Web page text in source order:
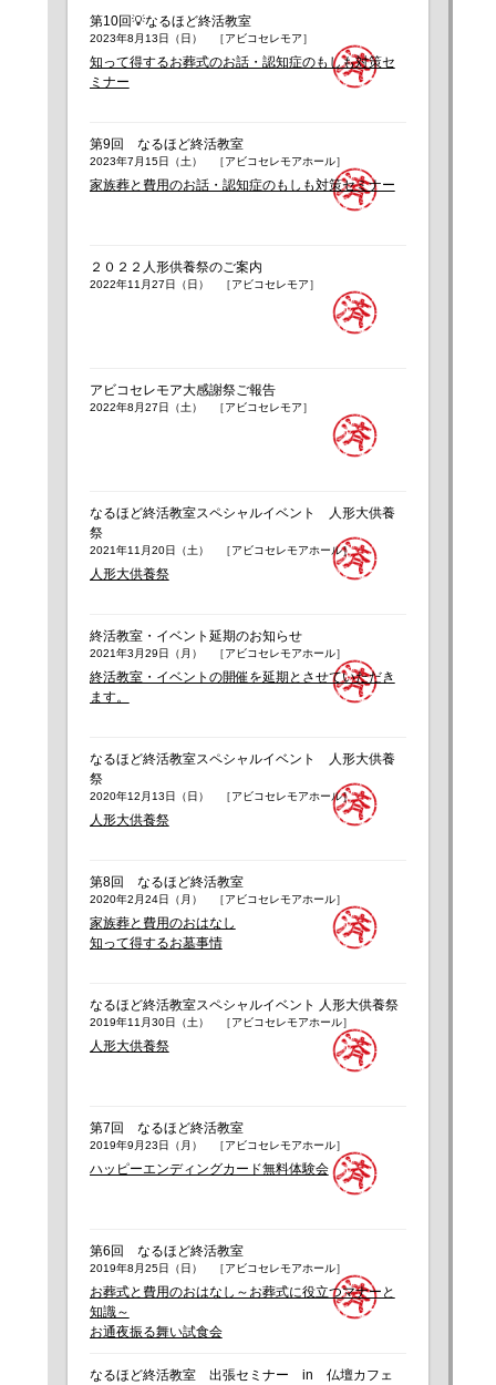
第10回💡なるほど終活教室
2023年8月13日（日） ［アビコセレモア］
知って得するお葬式のお話・認知症のもしも対策セ
ミナー
第9回 なるほど終活教室
2023年7月15日（土） ［アビコセレモアホール］
家族葬と費用のお話・認知症のもしも対策セミナー
２０２２人形供養祭のご案内
2022年11月27日（日） ［アビコセレモア］
アビコセレモア大感謝祭ご報告
2022年8月27日（土） ［アビコセレモア］
なるほど終活教室スペシャルイベント 人形大供養
祭
2021年11月20日（土） ［アビコセレモアホール］
人形大供養祭
終活教室・イベント延期のお知らせ
2021年3月29日（月） ［アビコセレモアホール］
終活教室・イベントの開催を延期とさせていただき
ます。
なるほど終活教室スペシャルイベント 人形大供養
祭
2020年12月13日（日） ［アビコセレモアホール］
人形大供養祭
第8回 なるほど終活教室
2020年2月24日（月） ［アビコセレモアホール］
家族葬と費用のおはなし
知って得するお墓事情
なるほど終活教室スペシャルイベント 人形大供養祭
2019年11月30日（土） ［アビコセレモアホール］
人形大供養祭
第7回 なるほど終活教室
2019年9月23日（月） ［アビコセレモアホール］
ハッピーエンディングカード無料体験会
第6回 なるほど終活教室
2019年8月25日（日） ［アビコセレモアホール］
お葬式と費用のおはなし～お葬式に役立つマナーと
知識～
お通夜振る舞い試食会
なるほど終活教室 出張セミナー in 仏壇カフェ